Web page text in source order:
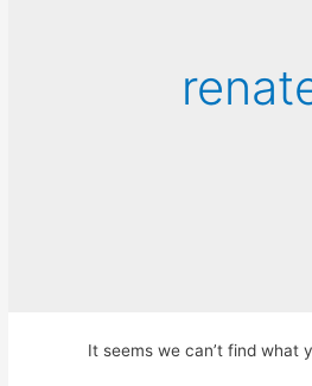
It seems we can’t find what